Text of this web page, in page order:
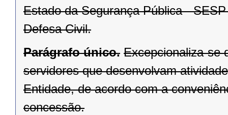
Estado da Segurança Pública -
Defesa Civil.
Parágrafo único. Excepcionaliza-se
servidores que desenvolvam
Entidade, de acordo com a
concessão.